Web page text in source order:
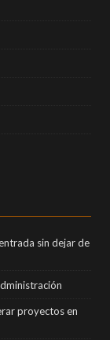
sin dejar de
proyectos en